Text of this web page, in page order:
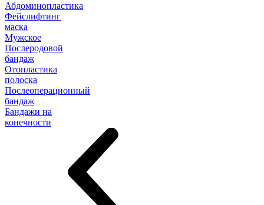
Абдоминопластика
Фейслифтинг
маска
Мужское
Послеродовой
бандаж
Отопластика
полоска
Послеоперационный
бандаж
Бандажи на
конечности